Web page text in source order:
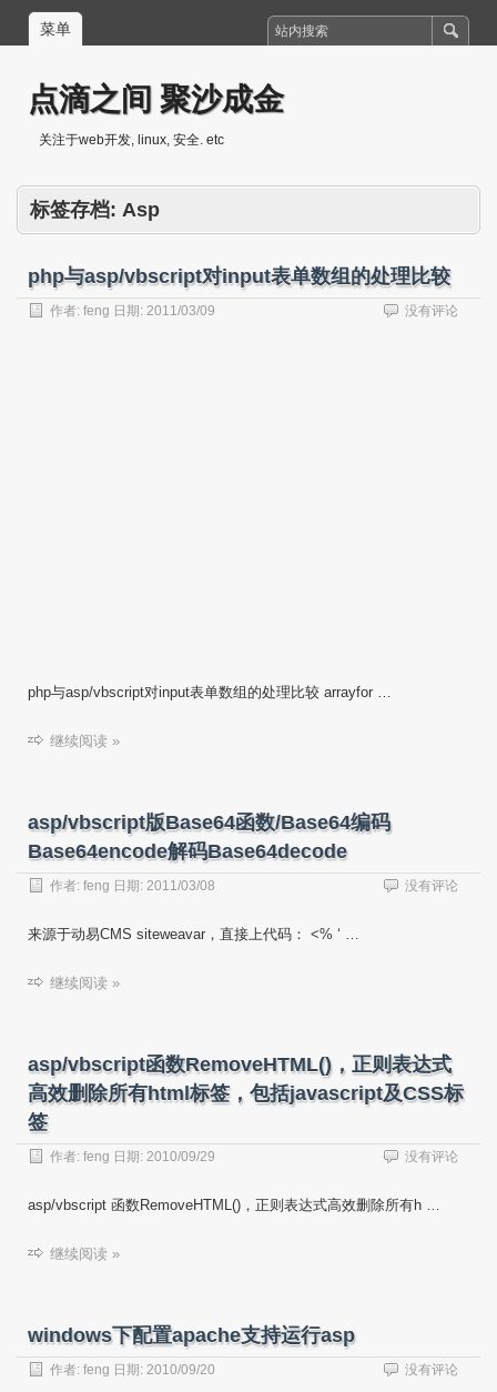
菜单
点滴之间 聚沙成金
关注于web开发, linux, 安全. etc
标签存档: Asp
php与asp/vbscript对input表单数组的处理比较
作者: feng 日期: 2011/03/09 没有评论
php与asp/vbscript对input表单数组的处理比较 arrayfor …
继续阅读 »
asp/vbscript版Base64函数/Base64编码
Base64encode解码Base64decode
作者: feng 日期: 2011/03/08 没有评论
来源于动易CMS siteweavar，直接上代码： <% ‘ …
继续阅读 »
asp/vbscript函数RemoveHTML()，正则表达式
高效删除所有html标签，包括javascript及CSS标
签
作者: feng 日期: 2010/09/29 没有评论
asp/vbscript 函数RemoveHTML()，正则表达式高效删除所有h …
继续阅读 »
windows下配置apache支持运行asp
作者: feng 日期: 2010/09/20 没有评论